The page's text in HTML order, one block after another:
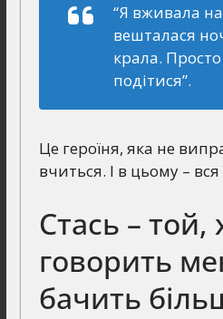
“Я вживала
вешталася
крала.
подітися”.
Це героїня, яка не
вчиться. І в цьому – вся
Стась – той,
говорить
бачить